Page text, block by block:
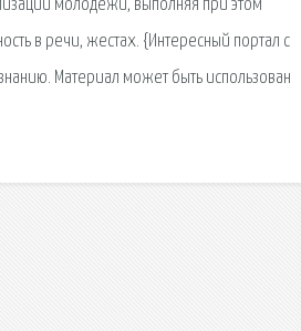
молодежи, выполняя при этом
в речи, жестах. {Интересный портал с
Материал может быть использован